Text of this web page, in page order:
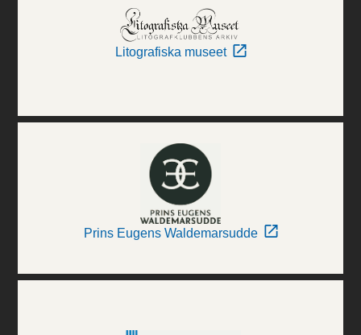
Litografiska museet
Prins Eugens Waldemarsudde